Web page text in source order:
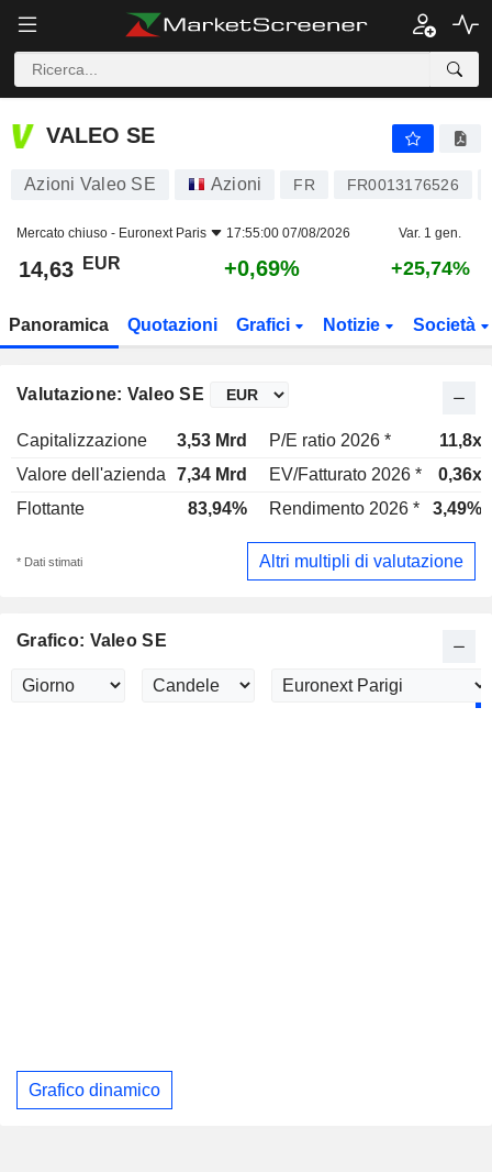
VALEO SE
VALEO SE
Azioni Valeo SE Azioni FR FR0013176526
Mercato chiuso - Euronext Paris 17:55:00 07/08/2026 Var. 1 gen.
14,63 EUR +0,69% +25,74%
Panoramica Quotazioni Grafici Notizie Società
Valutazione: Valeo SE
Capitalizzazione 3,53 Mrd P/E ratio 2026 *
11,8x
Valore dell'azienda
7,34 Mrd EV/Fatturato 2026 *
0,36x
Flottante
83,94% Rendimento 2026 * 3,49%
* Dati stimati Altri multipli di valutazione
Grafico: Valeo SE
Grafico dinamico